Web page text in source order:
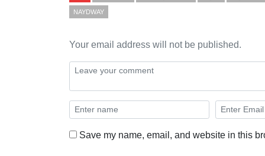
NAYDWAY
Your email address will not be published.
Save my name, email, and website in this